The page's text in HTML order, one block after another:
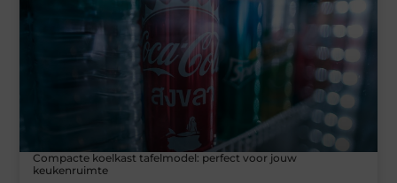
Compacte koelkast tafelmodel: perfect voor jouw
keukenruimte